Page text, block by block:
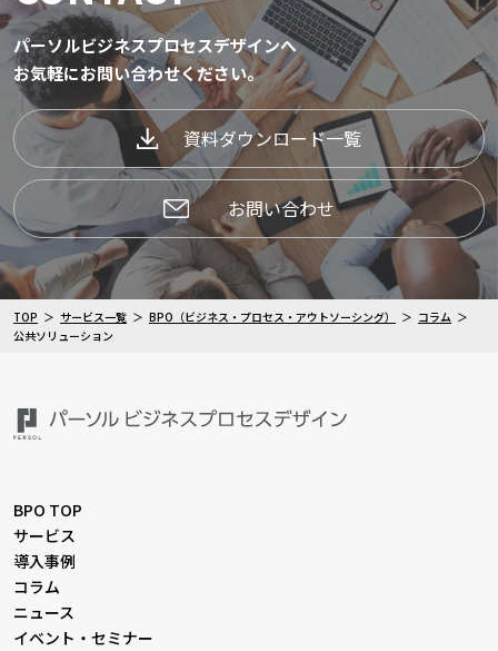
パーソルビジネスプロセスデザインへ
お気軽にお問い合わせください。
資料ダウンロード一覧
お問い合わせ
TOP サービス一覧 BPO（ビジネス・プロセス・アウトソーシング）
コラム
公共ソリューション
BPO TOP
サービス
導入事例
コラム
ニュース
イベント・セミナー